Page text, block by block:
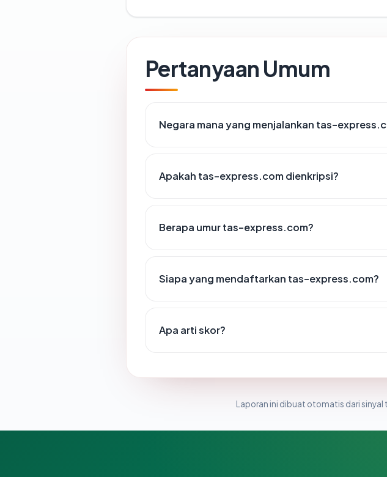
Pertanyaan Umum
Negara mana yang menjalankan tas-
Apakah tas-express.com dienkripsi?
Berapa umur tas-express.com?
Siapa yang mendaftarkan tas-express.com?
Apa arti skor?
Laporan ini dibuat otomatis dari sinyal